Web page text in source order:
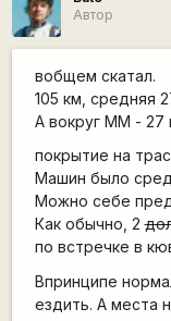
Автор
вобщем скатал.
105 км, средняя
А вокруг ММ - 27
покрытие на
Машин было
Можно себе
Как обычно, 2
по встречке в
Впринципе
ездить. А места